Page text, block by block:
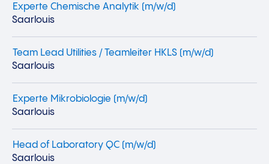
Experte Chemische Analytik (m/w/d)
Saarlouis
Team Lead Utilities / Teamleiter HKLS (m/w/d)
Saarlouis
Experte Mikrobiologie (m/w/d)
Saarlouis
Head of Laboratory QC (m/w/d)
Saarlouis